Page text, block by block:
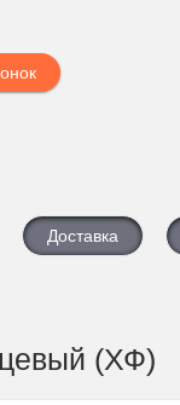
Доставка
(ХФ)